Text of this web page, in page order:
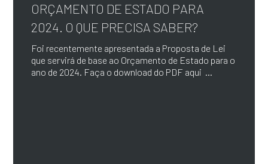
ORÇAMENTO DE ESTADO PARA
2024. O QUE PRECISA SABER?
Foi recentemente apresentada a Proposta de Lei
que servirá de base ao Orçamento de Estado para o
ano de 2024. Faça o download do PDF aqui ...